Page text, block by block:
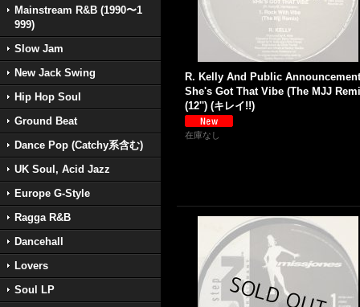
Mainstream R&B (1990〜1
999)
Slow Jam
New Jack Swing
Hip Hop Soul
Ground Beat
Dance Pop (Catchy系含む)
UK Soul, Acid Jazz
Europe G-Style
Ragga R&B
Dancehall
Lovers
Soul LP
R. Kelly And Public
She's Got That Vibe (The MJJ
(12'') (キレイ!!)
在庫なし